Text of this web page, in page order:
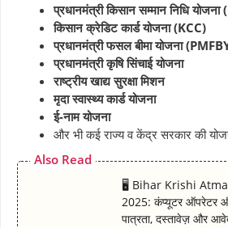
प्रधानमंत्री किसान सम्मान निधि
किसान क्रेडिट कार्ड योजना (KCC)
प्रधानमंत्री फसल बीमा योजना
प्रधानमंत्री कृषि सिंचाई योजना
राष्ट्रीय खाद्य सुरक्षा मिशन
मृदा स्वास्थ्य कार्ड योजना
ई-नाम योजना
और भी कई राज्य व केंद्र सरकार की
Also Read
🖥 Bihar Krishi
2025: कंप्यूटर ऑपरेटर
पात्रता, दस्तावेज़ और